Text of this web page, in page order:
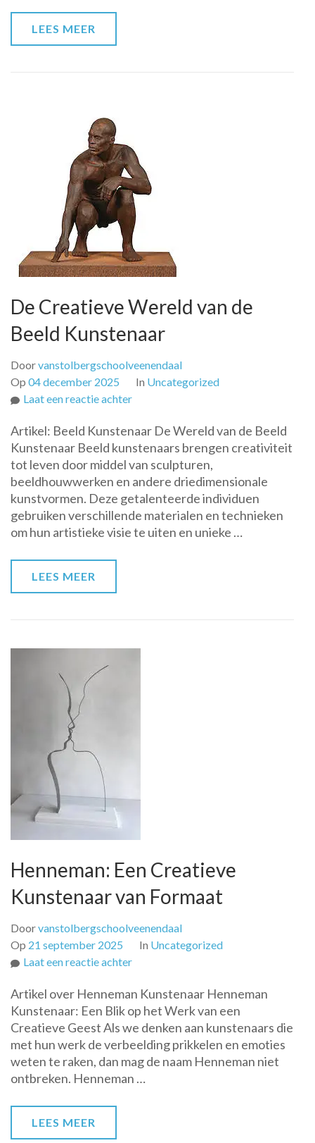
LEES MEER
De Creatieve Wereld van de
Beeld Kunstenaar
Doorvanstolbergschoolveenendaal
Op 04 december 2025 In Uncategorized
Laat een reactie achterop
Creatieve
Wereld
van
de
Beeld
Kunstenaar
Artikel: Beeld Kunstenaar De Wereld van de Beeld
Kunstenaar Beeld kunstenaars brengen creativiteit
tot leven door middel van sculpturen,
beeldhouwwerken en andere driedimensionale
kunstvormen. Deze getalenteerde individuen
gebruiken verschillende materialen en technieken
om hun artistieke visie te uiten en unieke …
LEES MEER
Henneman: Een Creatieve
Kunstenaar van Formaat
Doorvanstolbergschoolveenendaal
Op 21 september 2025 In Uncategorized
Laat een reactie achterop
Een
Creatieve
Kunstenaar
van
Formaat
Artikel over Henneman Kunstenaar Henneman
Kunstenaar: Een Blik op het Werk van een
Creatieve Geest Als we denken aan kunstenaars die
met hun werk de verbeelding prikkelen en emoties
weten te raken, dan mag de naam Henneman niet
ontbreken. Henneman …
LEES MEER